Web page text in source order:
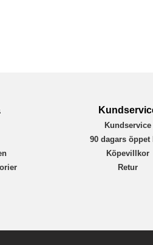
Kundservice
90 dagars öppet
Köpevillkor
Retur